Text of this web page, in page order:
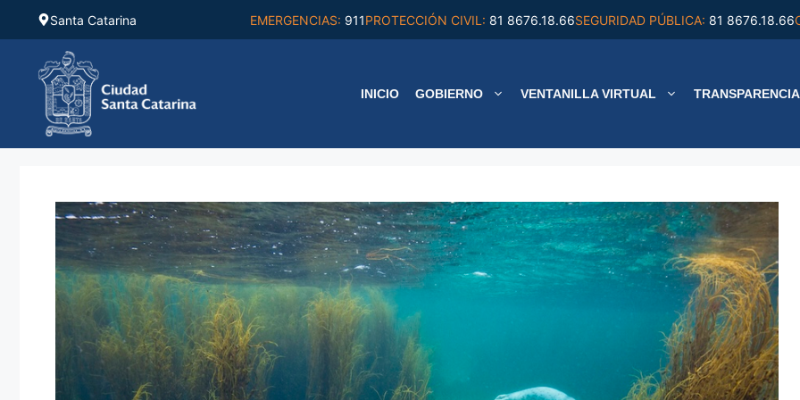
Saltar
contenido
Santa Catarina EMERGENCIAS: 911PROTECCIÓN CIVIL: 81 8676.18.66SEGURIDAD PÚBLICA: 81 8676.18.66
INICIO GOBIERNO VENTANILLA VIRTUAL TRANSPARENCIA